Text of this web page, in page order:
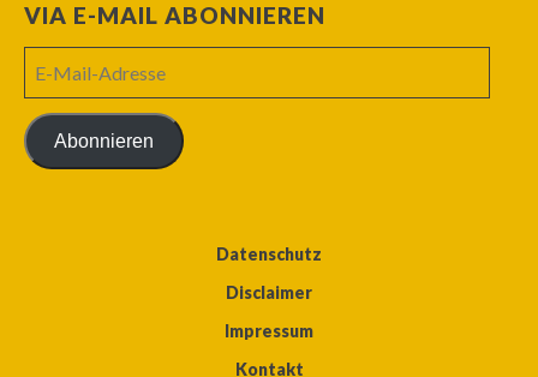
VIA E-MAIL ABONNIEREN
Mail-
Adresse
Abonnieren
Datenschutz
Disclaimer
Impressum
Kontakt